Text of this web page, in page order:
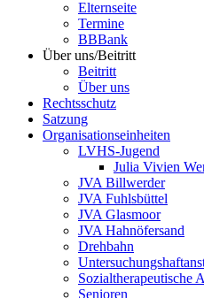
Elternseite
Termine
BBBank
Über uns/Beitritt
Beitritt
Über uns
Rechtsschutz
Satzung
Organisationseinheiten
LVHS-Jugend
Julia Vivien
JVA Billwerder
JVA Fuhlsbüttel
JVA Glasmoor
JVA Hahnöfersand
Drehbahn
Sozialtherapeutische
Senioren